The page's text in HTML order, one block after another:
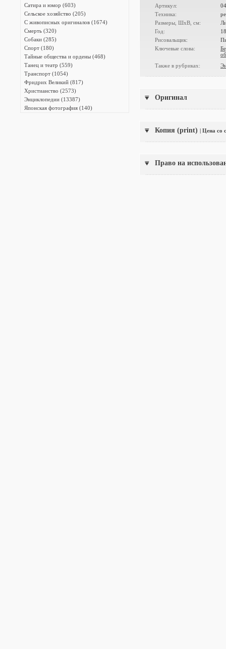
Сатира и юмор (603)
Сельское хозяйство (205)
С живописных оригиналов (1674)
Смерть (320)
Собаки (285)
Спорт (180)
Тайные общества и ордены (468)
Танец и театр (559)
Транспорт (1054)
Фридрих Великий (817)
Христианство (2573)
Энциклопедии (13387)
Японская фотография (140)
Артикул:
Техника:
Размеры, ШxВ, см:
Год:
Рисовальщик:
Ключевые слова:
Также в рубриках:
Оригинал
Копия (print) | Цена со
Право на